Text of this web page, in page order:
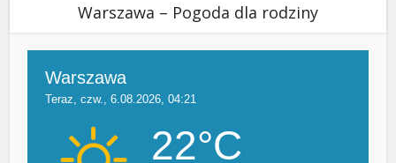
Warszawa – Pogoda dla rodziny